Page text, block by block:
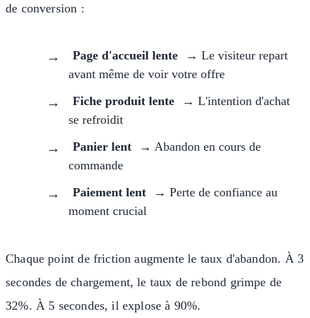
de conversion :
Page d'accueil lente
→ Le visiteur repart
avant même de voir votre offre
Fiche produit lente
→ L'intention d'achat
se refroidit
Panier lent
→ Abandon en cours de
commande
Paiement lent
→ Perte de confiance au
moment crucial
Chaque point de friction augmente le taux d'abandon. À 3
secondes de chargement, le taux de rebond grimpe de
32%. À 5 secondes, il explose à 90%.